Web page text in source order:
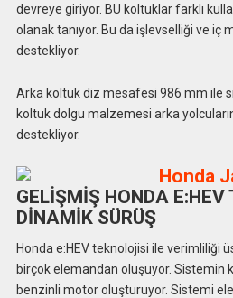
devreye giriyor. BU koltuklar farklı
olanak tanıyor. Bu da işlevselliği ve iç
destekliyor.
Arka koltuk diz mesafesi 986 mm ile
koltuk dolgu malzemesi arka
destekliyor.
GELİŞMİŞ HONDA E:HEV
DİNAMİK SÜRÜŞ
Honda e:HEV teknolojisi ile verimliliği
birçok elemandan oluşuyor. Sistemin
benzinli motor oluşturuyor. Sistemi